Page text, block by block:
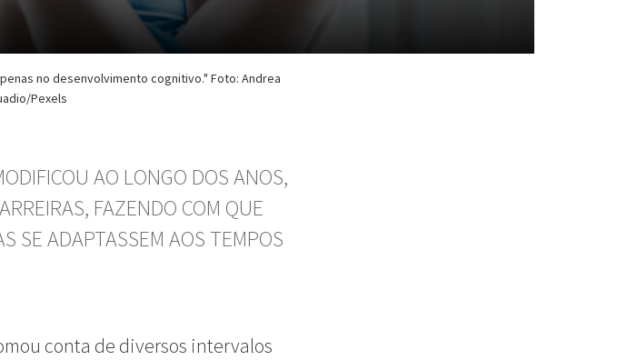
no desenvolvimento cognitivo." Foto: Andrea
Pexels
AO LONGO DOS ANOS,
FAZENDO COM QUE
SE ADAPTASSEM AOS TEMPOS
conta de diversos intervalos